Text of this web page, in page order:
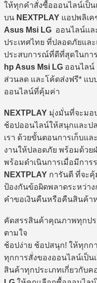
ให้ทุกคำสั่งซื้อออนไลน์เป็
บน NEXTPLAY แอปพลิเ
Asus Msi LG ออนไลน์แล
ประเทศไทย ที่ปลอดภัยแล
ประสบการณ์ที่ดีที่สุดในกา
hp Asus Msi LG ออนไลน์
ส่วนลด และโค้ดส่งฟรี* แบ
ออนไลน์ที่คุ้มค่า
NEXTPLAY มุ่งมั่นที่จะมอ
ช้อปออนไลน์ให้สนุกและป
เรา ด้วยขั้นตอนการเก็บแ
งานให้ปลอดภัย พร้อมด้วย
พร้อมดำเนินการเมื่อมีการ
NEXTPLAY การันตี ที่จะ
ป้องกันข้อผิดพลาดระหว่า
คำขอเงินคืนหรือคืนสินค้า
คัดสรรสินค้าคุณภาพทุกป
ตามใจ
ช้อปง่าย ช้อปสนุก! ให้ทุกก
ทุกการสั่งของออนไลน์เป็น
สินค้าทุกประเภทเกี่ยวกับค